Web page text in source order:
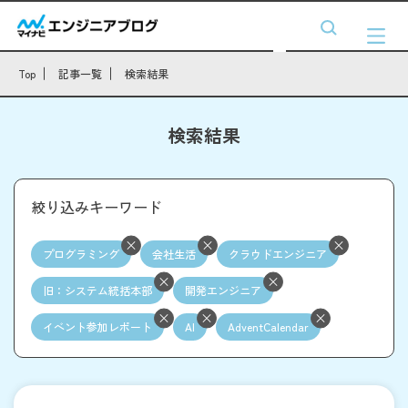
Top 記事一覧 検索結果
検索結果
絞り込みキーワード
プログラミング 会社生活 クラウドエンジニア
旧：システム統括本部 開発エンジニア
イベント参加レポート AI AdventCalendar